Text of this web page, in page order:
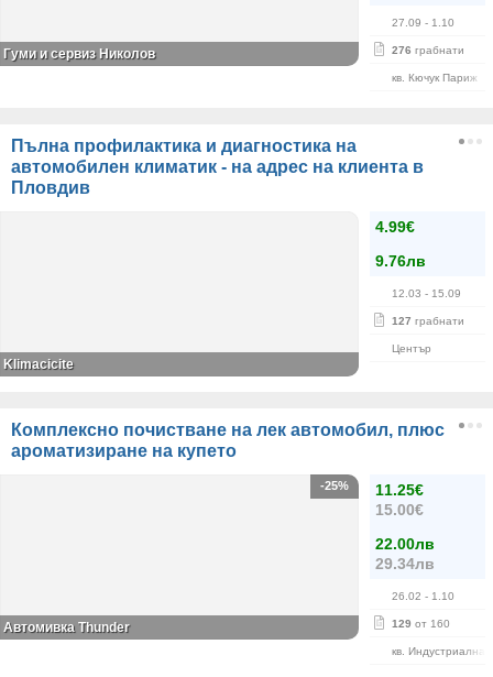
27.09 - 1.10
276 грабнати
кв. Кючук Париж
Гуми и сервиз Николов
Пълна профилактика и диагностика на
автомобилен климатик - на адрес на клиента в
Пловдив
4.99€
9.76лв
12.03 - 15.09
127 грабнати
Център
Klimacicite
Комплексно почистване на лек автомобил, плюс
ароматизиране на купето
11.25€
15.00€
22.00лв
29.34лв
26.02 - 1.10
129 от 160
кв. Индустриална
-25%
Автомивка Thunder